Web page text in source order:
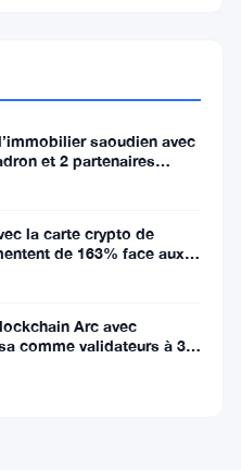
saoudien avec
et 2 partenaires
la carte crypto de
de 163% face aux
et d’épicerie
Arc avec
comme validateurs à 3